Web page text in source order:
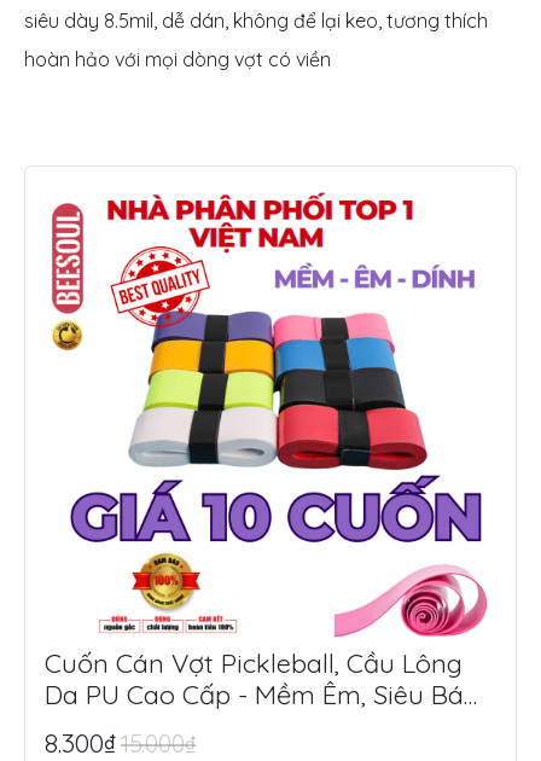
siêu dày 8.5mil, dễ dán, không để lại keo, tương thích
hoàn hảo với mọi dòng vợt có viền
Cuốn Cán Vợt Pickleball, Cầu Lông
Da PU Cao Cấp - Mềm Êm, Siêu Bám
Tay, Chống Trượt Tối Ưu
8.300₫15.000₫